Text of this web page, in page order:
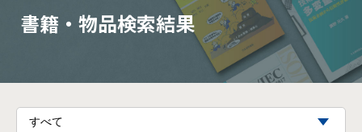
書籍・物品検索結果